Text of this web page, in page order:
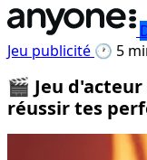
Jeu publicité 🕐 5
🎬 Jeu
réussir tes